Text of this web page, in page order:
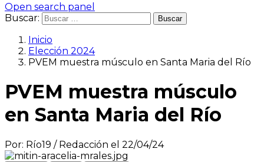
Open search panel
Buscar:
Inicio
Elección 2024
PVEM muestra músculo en Santa Maria del Río
PVEM muestra músculo
en Santa Maria del Río
Por: Río19 / Redacción el 22/04/24